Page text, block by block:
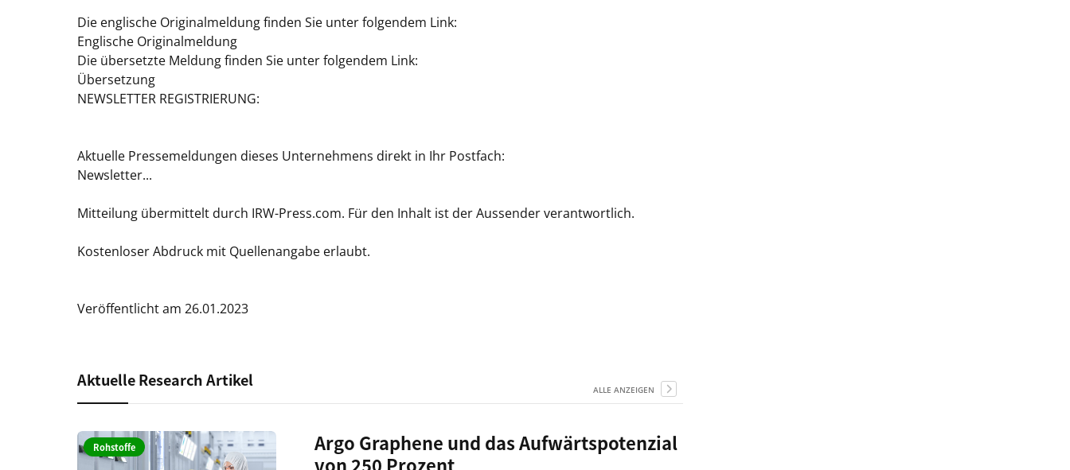
Die englische Originalmeldung finden Sie unter folgendem Link:
Englische Originalmeldung
Die übersetzte Meldung finden Sie unter folgendem Link:
Übersetzung
NEWSLETTER REGISTRIERUNG:
Aktuelle Pressemeldungen dieses Unternehmens direkt in Ihr Postfach:
Newsletter...
Mitteilung übermittelt durch IRW-Press.com. Für den Inhalt ist der Aussender verantwortlich.
Kostenloser Abdruck mit Quellenangabe erlaubt.
Veröffentlicht am 26.01.2023
Aktuelle Research Artikel ALLE ANZEIGEN
Rohstoffe
Argo Graphene und das Aufwärtspotenzial
von 250 Prozent